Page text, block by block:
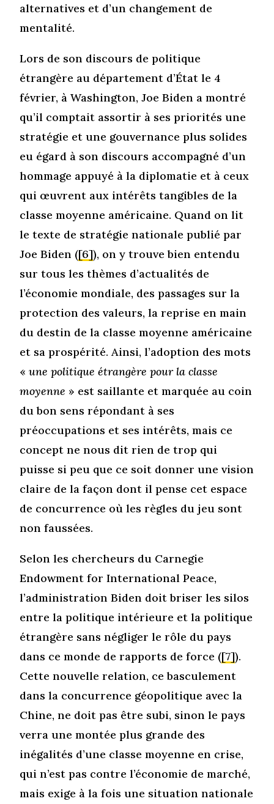
alternatives et d’un changement de
mentalité.
Lors de son discours de politique
étrangère au département d’État le 4
février, à Washington, Joe Biden a montré
qu’il comptait assortir à ses priorités une
stratégie et une gouvernance plus solides
eu égard à son discours accompagné d’un
hommage appuyé à la diplomatie et à ceux
qui œuvrent aux intérêts tangibles de la
classe moyenne américaine. Quand on lit
le texte de stratégie nationale publié par
Joe Biden ([6]), on y trouve bien entendu
sur tous les thèmes d’actualités de
l’économie mondiale, des passages sur la
protection des valeurs, la reprise en main
du destin de la classe moyenne américaine
et sa prospérité. Ainsi, l’adoption des mots
«une politique étrangère pour la classe
moyenne » est saillante et marquée au coin
du bon sens répondant à ses
préoccupations et ses intérêts, mais ce
concept ne nous dit rien de trop qui
puisse si peu que ce soit donner une vision
claire de la façon dont il pense cet espace
de concurrence où les règles du jeu sont
non faussées.
Selon les chercheurs du Carnegie
Endowment for International Peace,
l’administration Biden doit briser les silos
entre la politique intérieure et la politique
étrangère sans négliger le rôle du pays
dans ce monde de rapports de force ([7]).
Cette nouvelle relation, ce basculement
dans la concurrence géopolitique avec la
Chine, ne doit pas être subi, sinon le pays
verra une montée plus grande des
inégalités d’une classe moyenne en crise,
qui n’est pas contre l’économie de marché,
mais exige à la fois une situation nationale